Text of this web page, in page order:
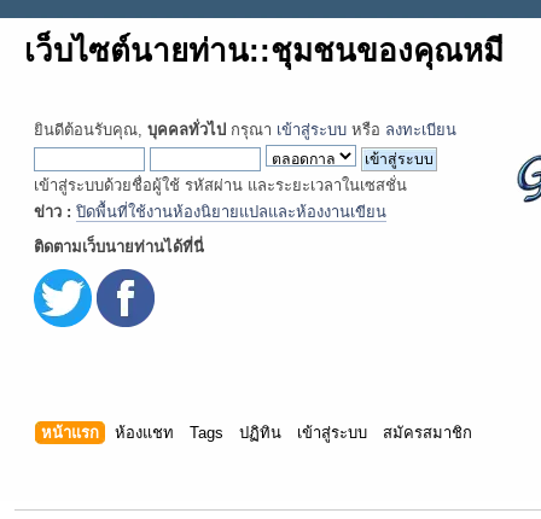
เว็บไซต์นายท่าน::ชุมชนของคุณหมี
ยินดีต้อนรับคุณ, บุคคลทั่วไป กรุณา เข้าสู่ระบบ หรือ ลงทะเบียน
เข้าสู่ระบบด้วยชื่อผู้ใช้ รหัสผ่าน และระยะเวลาในเซสชั่น
ข่าว : ปิดพื้นที่ใช้งานห้องนิยายแปลและห้องงานเขียน
ติดตามเว็บนายท่านได้ที่นี่
หน้าแรก ห้องแชท Tags ปฏิทิน เข้าสู่ระบบ สมัครสมาชิก